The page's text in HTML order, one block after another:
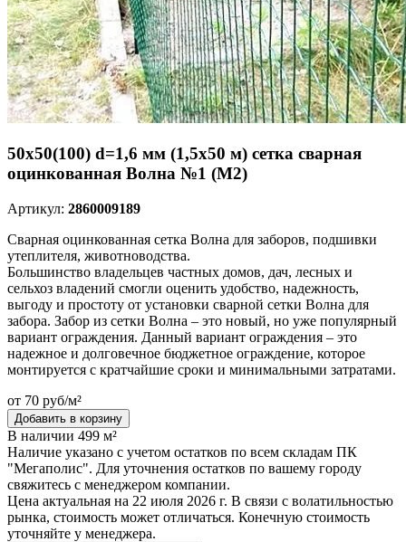
50х50(100) d=1,6 мм (1,5х50 м) сетка сварная
оцинкованная Волна №1 (М2)
Артикул: 2860009189
Сварная оцинкованная сетка Волна для заборов, подшивки
утеплителя, животноводства.
Большинство владельцев частных домов, дач, лесных и
сельхоз владений смогли оценить удобство, надежность,
выгоду и простоту от установки сварной сетки Волна для
забора. Забор из сетки Волна – это новый, но уже популярный
вариант ограждения. Данный вариант ограждения – это
надежное и долговечное бюджетное ограждение, которое
монтируется с кратчайшие сроки и минимальными затратами.
от 70 руб/м²
Добавить в корзину
В наличии 499 м²
Наличие указано с учетом остатков по всем складам ПК
"Мегаполис". Для уточнения остатков по вашему городу
свяжитесь с менеджером компании.
Цена актуальная на 22 июля 2026 г. В связи с волатильностью
рынка, стоимость может отличаться. Конечную стоимость
уточняйте у менеджера.